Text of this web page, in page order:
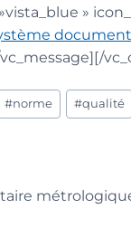
»
#norme #qualité